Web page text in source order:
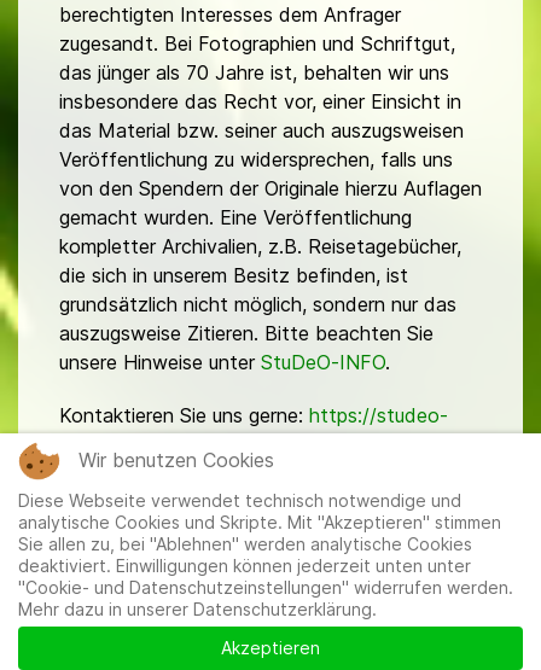
berechtigten Interesses dem Anfrager
zugesandt. Bei Fotographien und Schriftgut,
das jünger als 70 Jahre ist, behalten wir uns
insbesondere das Recht vor, einer Einsicht in
das Material bzw. seiner auch auszugsweisen
Veröffentlichung zu widersprechen, falls uns
von den Spendern der Originale hierzu Auflagen
gemacht wurden. Eine Veröffentlichung
kompletter Archivalien, z.B. Reisetagebücher,
die sich in unserem Besitz befinden, ist
grundsätzlich nicht möglich, sondern nur das
auszugsweise Zitieren. Bitte beachten Sie
unsere Hinweise unter StuDeO-INFO.
Kontaktieren Sie uns gerne: https://studeo-
Mitglieder|Impressum|Datenschutzerklärung|Cookie-
und Datenschutzeinstellungen
Wir benutzen Cookies
Diese Webseite verwendet technisch notwendige und
analytische Cookies und Skripte. Mit "Akzeptieren" stimmen
Sie allen zu, bei "Ablehnen" werden analytische Cookies
deaktiviert. Einwilligungen können jederzeit unten unter
"Cookie- und Datenschutzeinstellungen" widerrufen werden.
Mehr dazu in unserer Datenschutzerklärung.
Akzeptieren